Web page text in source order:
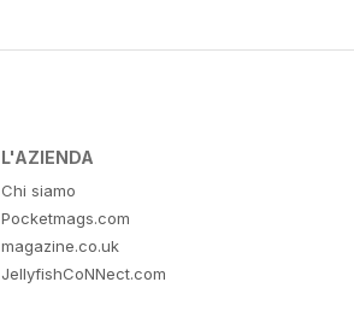
L'AZIENDA
Chi siamo
Pocketmags.com
magazine.co.uk
JellyfishCoNNect.com